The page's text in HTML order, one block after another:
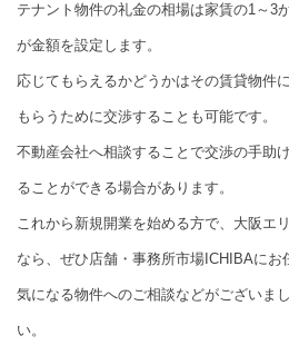
テナント物件の礼金の相場は家賃の1～3
が金額を設定します。
応じてもらえるかどうかはその賃貸物件
もらうために交渉することも可能です。
不動産会社へ相談することで交渉の手助
ることができる場合があります。
これから新規開業を始める方で、大阪エ
なら、ぜひ店舗・事務所市場ICHIBAにお
気になる物件へのご相談などがございま
い。